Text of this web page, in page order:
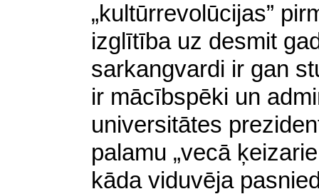
„kultūrrevolūcijas”
izglītība uz desmit
sarkangvardi ir gan
ir mācībspēki un
universitātes
palamu „vecā
kāda viduvēja